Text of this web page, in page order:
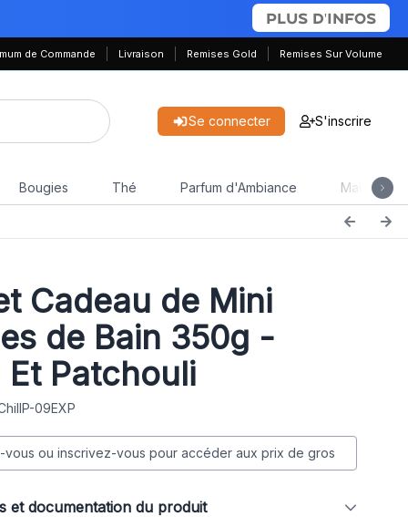
PLUS D'INFOS
de Commande Livraison Remises Gold Remises Sur Volume
Se connecter S'inscrire
Bougies Thé Parfum d'Ambiance Maison &
Cadeau de Mini
de Bain 350g -
Et Patchouli
09EXP
vous ou inscrivez-vous pour accéder aux prix de gros
et documentation du produit